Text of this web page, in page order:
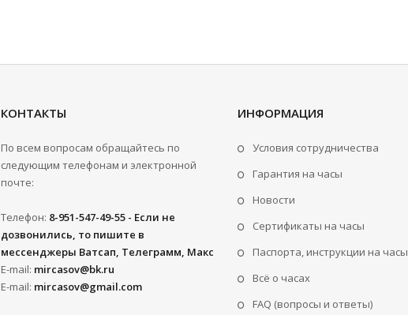
КОНТАКТЫ
По всем вопросам обращайтесь по
следующим телефонам и электронной
почте:
Телефон: 8-951-547-49-55 - Если не
дозвонились, то пишите в
мессенджеры Ватсап, Телеграмм, Макс
E-mail: mircasov@bk.ru
E-mail: mircasov@gmail.com
ИНФОРМАЦИЯ
Условия сотрудничества
Гарантия на часы
Новости
Сертификаты на часы
Паспорта, инструкции на часы
Всё о часах
FAQ (вопросы и ответы)